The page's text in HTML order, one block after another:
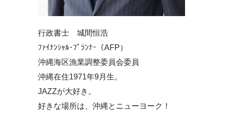
行政書士 城間恒浩
ﾌｧｲﾅﾝｼｬﾙ･ﾌﾟﾗﾝﾅｰ（AFP）
沖縄海区漁業調整委員会委員
沖縄在住1971年9月生。
JAZZが大好き。
好きな場所は、沖縄とニューヨーク！